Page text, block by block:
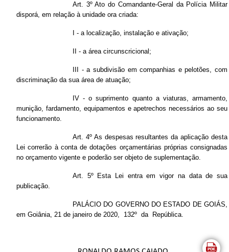
Art. 3º Ato do Comandante-Geral da Polícia Militar
disporá, em relação à unidade ora criada:
I - a localização, instalação e ativação;
II - a área circunscricional;
III - a subdivisão em companhias e pelotões, com
discriminação da sua área de atuação;
IV - o suprimento quanto a viaturas, armamento,
munição, fardamento, equipamentos e apetrechos necessários ao seu
funcionamento.
Art. 4º As despesas resultantes da aplicação desta
Lei correrão à conta de dotações orçamentárias próprias consignadas
no orçamento vigente e poderão ser objeto de suplementação.
Art. 5º Esta Lei entra em vigor na data de sua
publicação.
PALÁCIO DO GOVERNO DO ESTADO DE GOIÁS,
em Goiânia, 21 de janeiro de 2020, 132º da República.